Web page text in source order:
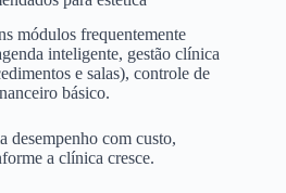
módulos frequentemente
inteligente, gestão clínica
e salas), controle de
básico.
desempenho com custo,
a clínica cresce.